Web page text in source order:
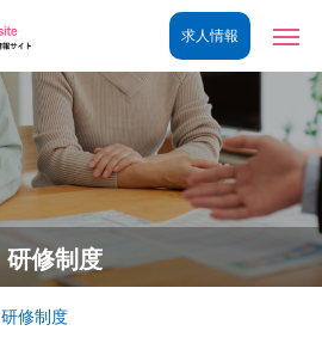
研修制度
研修制度